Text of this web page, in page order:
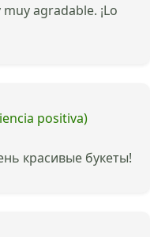
agradable. ¡Lo
positiva)
красивые букеты!